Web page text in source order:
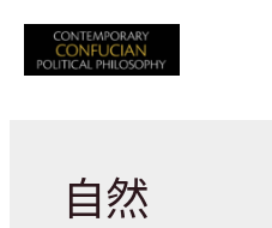
自然